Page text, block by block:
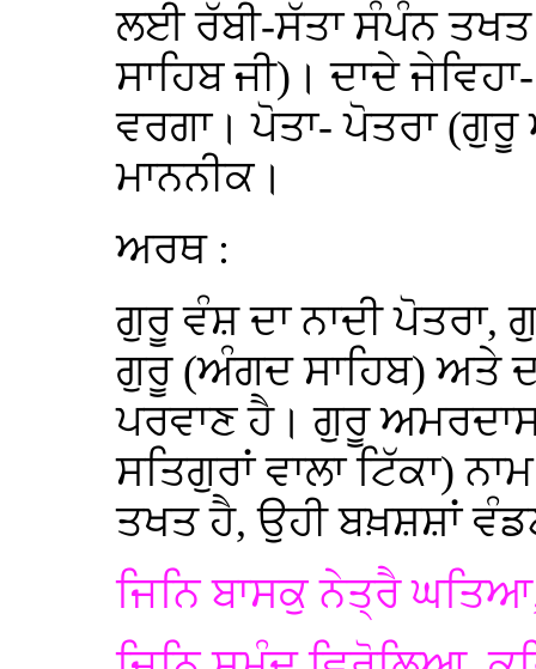
ਲਈ ਰੱਬੀ-ਸੱਤਾ ਸੰਪੰਨ
ਸਾਹਿਬ ਜੀ)। ਦਾਦੇ
ਵਰਗਾ। ਪੋਤਾ- ਪੋਤਰਾ
ਮਾਨਨੀਕ।
ਅਰਥ :
ਗੁਰੂ ਵੰਸ਼ ਦਾ ਨਾਦੀ
ਗੁਰੂ (ਅੰਗਦ ਸਾਹਿਬ) ਅਤੇ
ਪਰਵਾਣ ਹੈ। ਗੁਰੂ
ਸਤਿਗੁਰਾਂ ਵਾਲਾ ਟਿੱਕਾ)
ਤਖਤ ਹੈ, ਉਹੀ ਬਖ਼ਸ਼ਸ਼ਾਂ
ਜਿਨਿ ਬਾਸਕੁ ਨੇਤ੍ਰੈ